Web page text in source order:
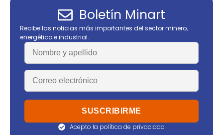
Boletín Minart
Recibe las noticias más importantes del sector minero,
energético e industrial.
Acepto la política de privacidad